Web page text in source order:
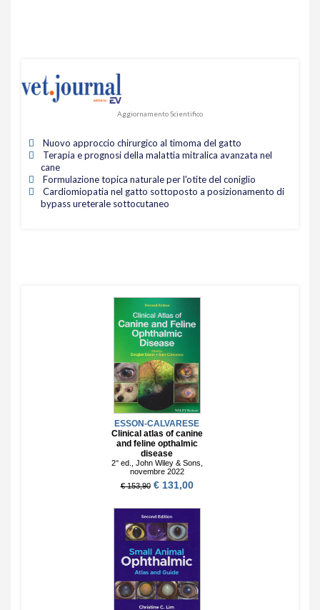
Aggiornamento Scientifico
Nuovo approccio chirurgico al timoma del gatto
Terapia e prognosi della malattia mitralica avanzata nel
cane
Formulazione topica naturale per l'otite del coniglio
Cardiomiopatia nel gatto sottoposto a posizionamento di
bypass ureterale sottocutaneo